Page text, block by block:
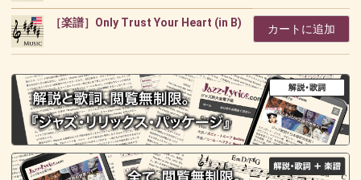
［楽譜］Only Trust Your Heart (in B) カートに追加